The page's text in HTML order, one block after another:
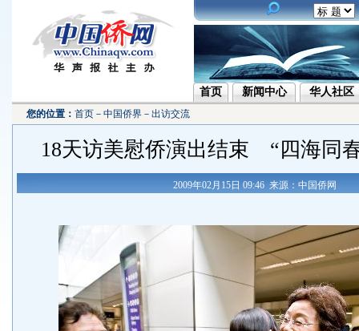
首页 新闻中心 华人社区
您的位置： 首页 － 中国侨界 － 出访交流
18天访美慰侨演出结束 “四海同
2009年02月15日 09:46 来源：中国侨网